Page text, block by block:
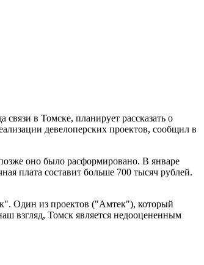
в Томске, планирует рассказать о
девелоперских проектов, сообщил в
оно было расформировано. В январе
плата составит больше 700 тысяч рублей.
Один из проектов ("Амтек"), который
взгляд, Томск является недооцененным